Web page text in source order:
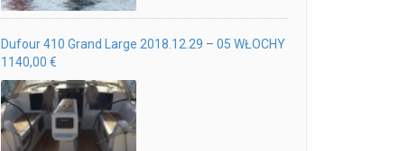
Dufour 410 Grand Large 2018.12.29 – 05 WŁOCHY
1140,00 €